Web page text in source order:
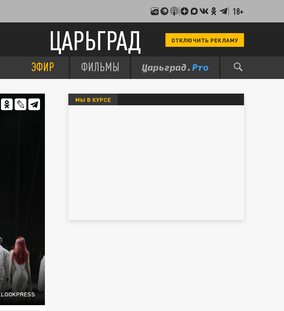
18+
ЦАРЬГРАД ОТКЛЮЧИТЬ РЕКЛАМУ
ЭФИР ФИЛЬМЫ
МЫ В КУРСЕ